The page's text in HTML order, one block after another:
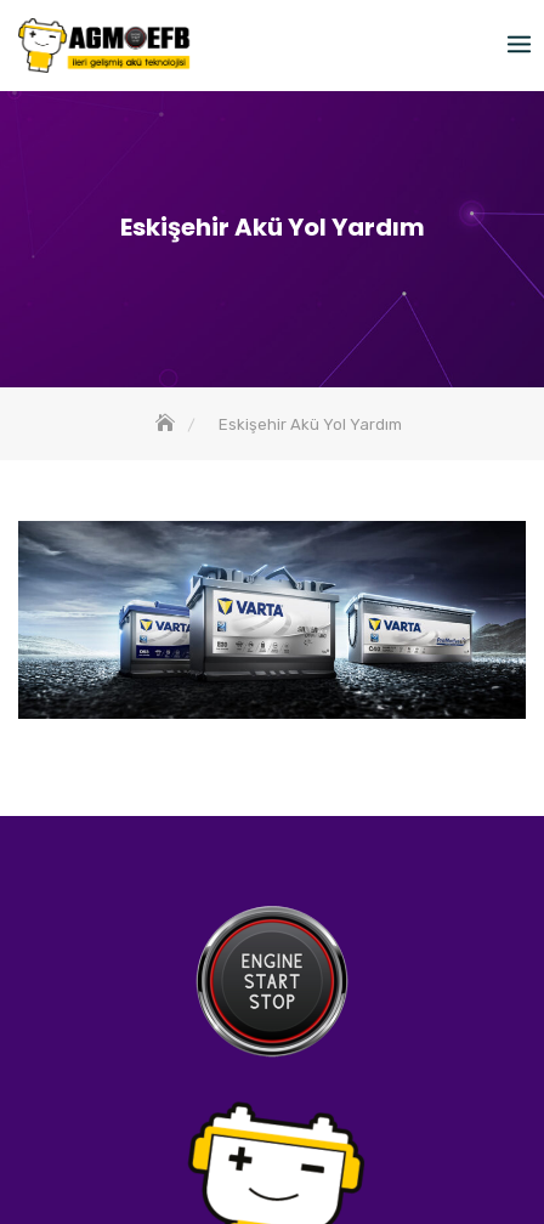
Skip
content
Eskişehir Akü Yol Yardım
Eskişehir Akü Yol Yardım